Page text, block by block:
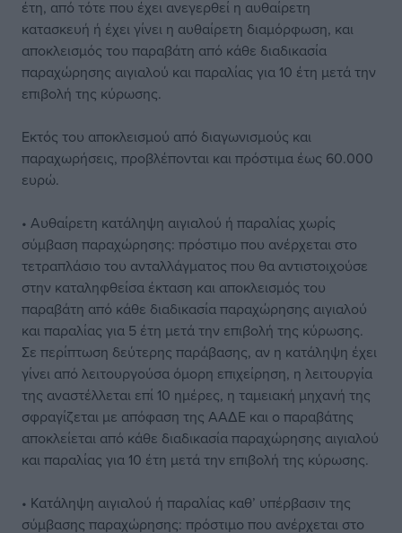
έτη, από τότε που έχει ανεγερθεί η αυθαίρετη
κατασκευή ή έχει γίνει η αυθαίρετη διαμόρφωση, και
αποκλεισμός του παραβάτη από κάθε διαδικασία
παραχώρησης αιγιαλού και παραλίας για 10 έτη μετά την
επιβολή της κύρωσης.
Εκτός του αποκλεισμού από διαγωνισμούς και
παραχωρήσεις, προβλέπονται και πρόστιμα έως 60.000
ευρώ.
• Αυθαίρετη κατάληψη αιγιαλού ή παραλίας χωρίς
σύμβαση παραχώρησης: πρόστιμο που ανέρχεται στο
τετραπλάσιο του ανταλλάγματος που θα αντιστοιχούσε
στην καταληφθείσα έκταση και αποκλεισμός του
παραβάτη από κάθε διαδικασία παραχώρησης αιγιαλού
και παραλίας για 5 έτη μετά την επιβολή της κύρωσης.
Σε περίπτωση δεύτερης παράβασης, αν η κατάληψη έχει
γίνει από λειτουργούσα όμορη επιχείρηση, η λειτουργία
της αναστέλλεται επί 10 ημέρες, η ταμειακή μηχανή της
σφραγίζεται με απόφαση της ΑΑΔΕ και ο παραβάτης
αποκλείεται από κάθε διαδικασία παραχώρησης αιγιαλού
και παραλίας για 10 έτη μετά την επιβολή της κύρωσης.
• Κατάληψη αιγιαλού ή παραλίας καθ’ υπέρβασιν της
σύμβασης παραχώρησης: πρόστιμο που ανέρχεται στο